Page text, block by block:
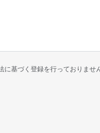
基づく登録を行っておりません